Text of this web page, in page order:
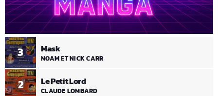
2 Le Petit Lord
CLAUDE LOMBARD
3 Mask
NOAM ET NICK CARR